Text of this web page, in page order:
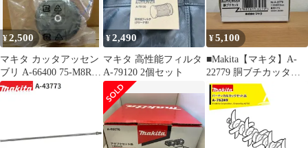
¥2,500
マキタ カッタアッセン
ブリ A-66400 75-M8Rセ
ット品 MUR100D
¥2,490
マキタ 高性能フィルタ
A-79120 2個セット
¥5,100
■Makita【マキタ】A-
22779 胴ブチカッタ
A25-3073、A25-3074